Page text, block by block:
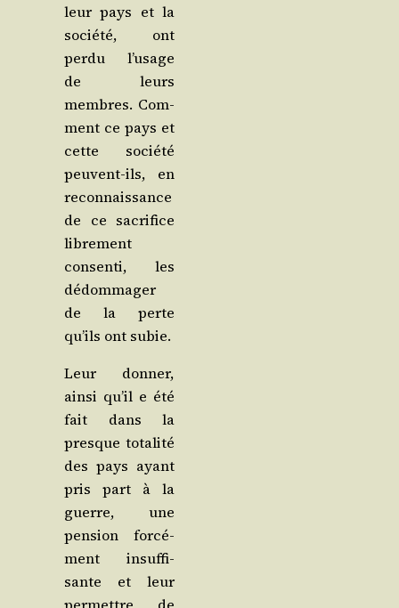
leur pays et la
socié­té, ont
per­du l’u­sage
de leurs
membres. Com­
ment ce pays et
cette socié­té
peuvent-ils, en
recon­nais­sance
de ce sacri­fice
libre­ment
consen­ti, les
dédom­ma­ger
de la perte
qu’ils ont subie.
Leur don­ner,
ain­si qu’il e été
fait dans la
presque tota­li­té
des pays ayant
pris part à la
guerre, une
pen­sion for­cé­
ment insuf­fi­
sante et leur